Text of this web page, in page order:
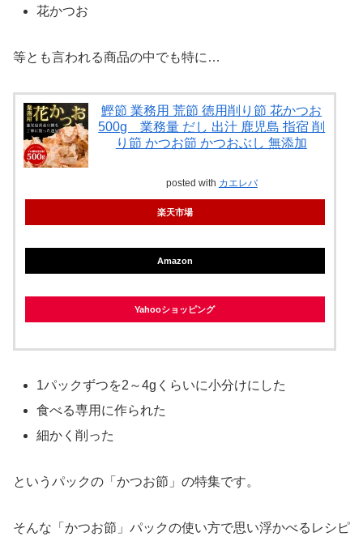
花かつお
等とも言われる商品の中でも特に…
鰹節 業務用 荒節 徳用削り節 花かつお
500g 業務量 だし 出汁 鹿児島 指宿 削
り節 かつお節 かつおぶし 無添加
posted with カエレバ
楽天市場
Amazon
Yahooショッピング
1パックずつを2～4gくらいに小分けにした
食べる専用に作られた
細かく削った
というパックの「かつお節」の特集です。
そんな「かつお節」パックの使い方で思い浮かべるレシピ